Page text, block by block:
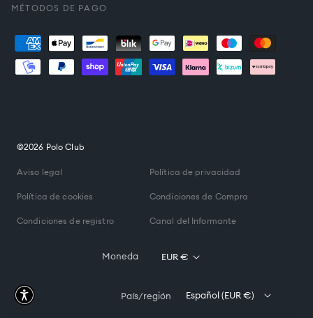
MÉTODOS DE PAGO
Formas
de
pago
©2026 Polo Club
Aviso legal Política de privacidad
Política de cookies Condiciones de Compra
Condiciones de registro Canal del Informante
Moneda EUR €
País/región Español (EUR €)